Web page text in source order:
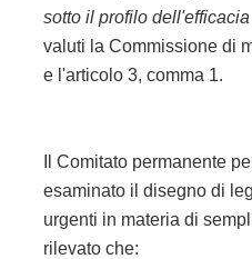
sotto il profilo
valuti la Commissione di
e l'articolo 3, comma 1.
Il Comitato permanente
esaminato il disegno di
urgenti in materia di
rilevato che: